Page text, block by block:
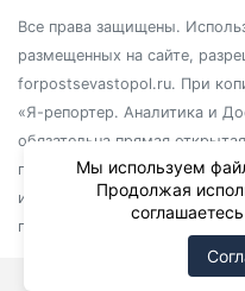
Все права защищены.
размещенных на сайте,
forpostsevastopol.ru. При
«Я-репортер. Аналитика и
обязательна прямая
гиперссылка. Независимо от
использования материалов,
подзаголовке или первом
Мы используем
Продолжая